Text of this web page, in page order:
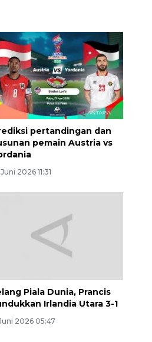
pertandingan dan
pemain Austria vs
2026 11:31
Piala Dunia, Prancis
Irlandia Utara 3-1
2026 05:47
Rupiah Berdaulat
Papua